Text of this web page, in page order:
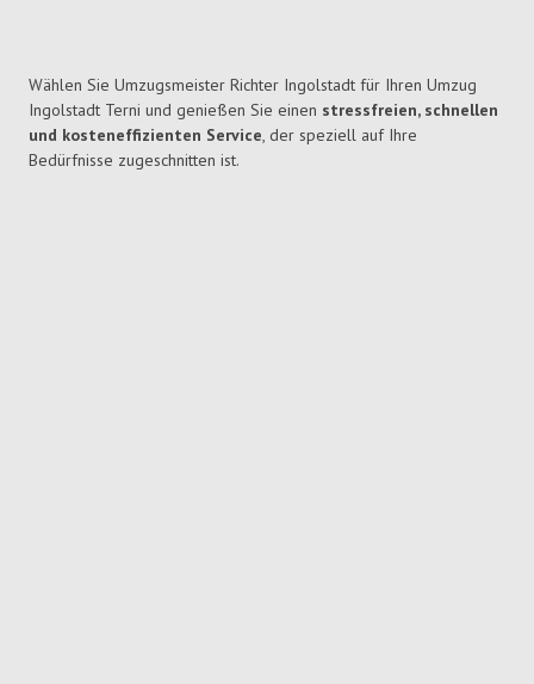
Wählen Sie Umzugsmeister Richter Ingolstadt für Ihren Umzug
Ingolstadt Terni und genießen Sie einen stressfreien, schnellen
und kosteneffizienten Service, der speziell auf Ihre
Bedürfnisse zugeschnitten ist.